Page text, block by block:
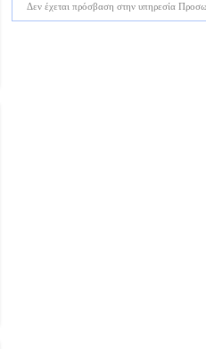
Δεν έχεται πρόσβαση στην υπηρεσία